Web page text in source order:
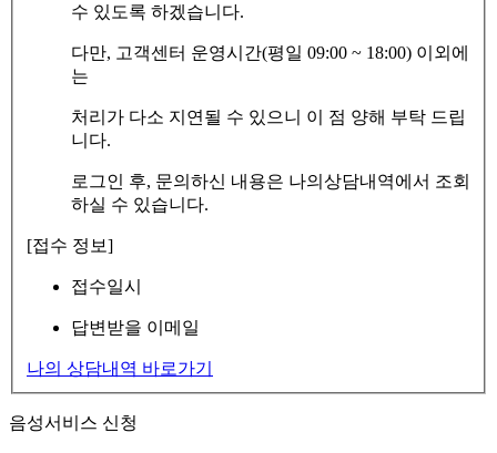
수 있도록 하겠습니다.
다만, 고객센터 운영시간(평일 09:00 ~ 18:00) 이외에
는
처리가 다소 지연될 수 있으니 이 점 양해 부탁 드립
니다.
로그인 후, 문의하신 내용은 나의상담내역에서 조회
하실 수 있습니다.
[접수 정보]
접수일시
답변받을 이메일
나의 상담내역 바로가기
음성서비스 신청